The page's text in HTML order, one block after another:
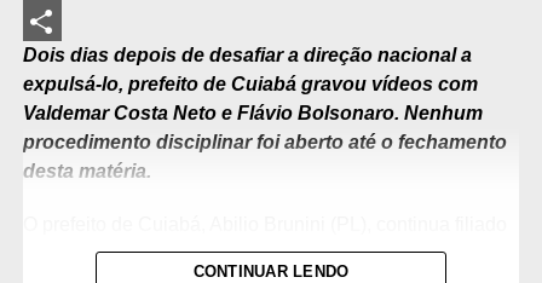
LinkedIn
Share
Dois dias depois de desafiar a direção nacional a
expulsá-lo, prefeito de Cuiabá gravou vídeos com
Valdemar Costa Neto e Flávio Bolsonaro. Nenhum
procedimento disciplinar foi aberto até o fechamento
desta matéria.
ao Partido Liberal e não responde a nenhum
CONTINUAR LENDO